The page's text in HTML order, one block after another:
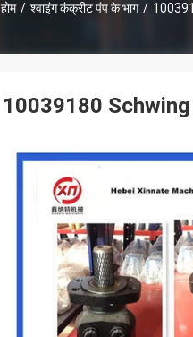
होम / श्वाइंग कंक्रीट पंप के भाग /
10039180